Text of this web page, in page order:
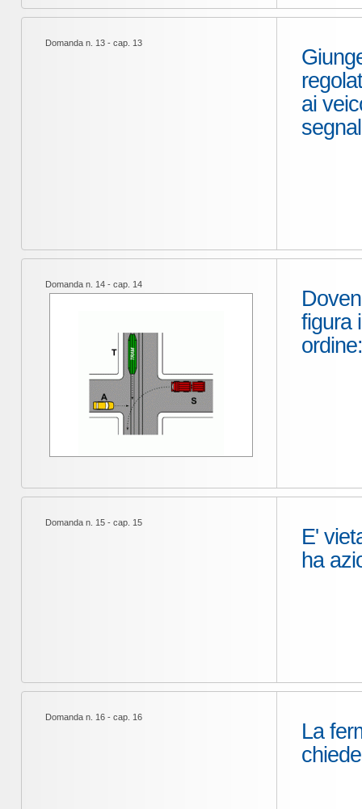
Domanda n. 13 - cap. 13
ai
Domanda n. 14 - cap. 14
figura
Domanda n. 15 - cap. 15
E'
ha
Domanda n. 16 - cap. 16
La